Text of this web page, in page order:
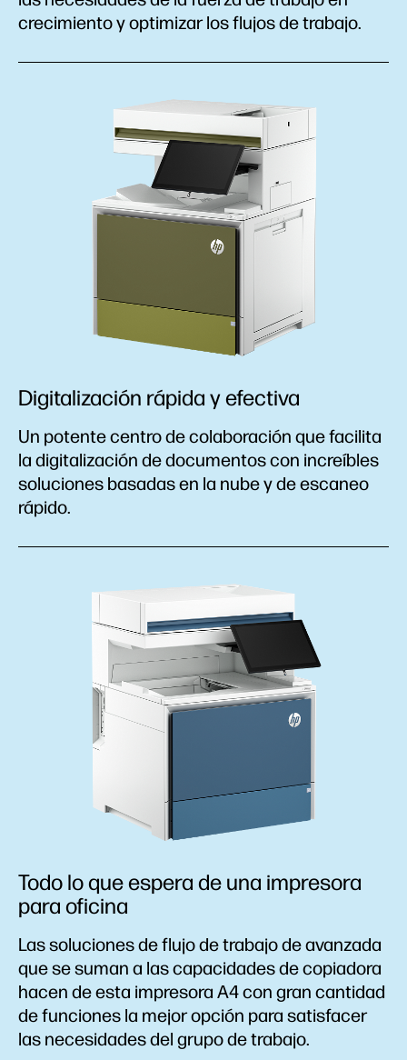
crecimiento y optimizar los flujos de trabajo.
Digitalización rápida y efectiva
Un potente centro de colaboración que facilita
la digitalización de documentos con increíbles
soluciones basadas en la nube y de escaneo
rápido.
Todo lo que espera de una impresora
para oficina
Las soluciones de flujo de trabajo de avanzada
que se suman a las capacidades de copiadora
hacen de esta impresora A4 con gran cantidad
de funciones la mejor opción para satisfacer
las necesidades del grupo de trabajo.